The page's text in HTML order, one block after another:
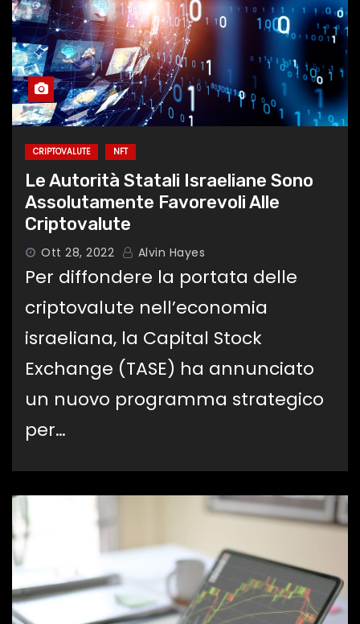
CRIPTOVALUTE NFT
Le Autorità Statali Israeliane Sono
Assolutamente Favorevoli Alle
Criptovalute
Ott 28, 2022 Alvin Hayes
Per diffondere la portata delle
criptovalute nell’economia
israeliana, la Capital Stock
Exchange (TASE) ha annunciato
un nuovo programma strategico
per…